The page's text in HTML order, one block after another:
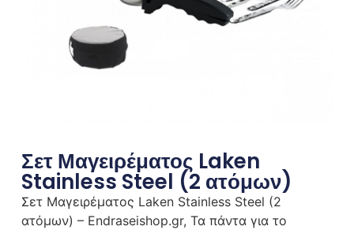
Σετ Μαγειρέματος Laken
Stainless Steel (2 ατόμων)
Σετ Μαγειρέματος Laken Stainless Steel (2
ατόμων) – Endraseishop.gr, Τα πάντα για το